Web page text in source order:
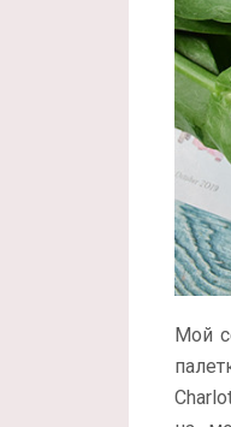
Мой